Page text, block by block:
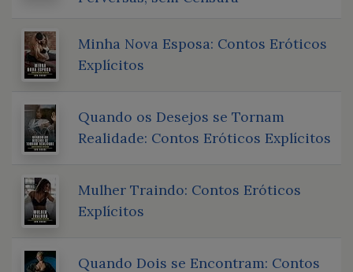
Minha Nova Esposa: Contos Eróticos
Explícitos
Quando os Desejos se Tornam
Realidade: Contos Eróticos Explícitos
Mulher Traindo: Contos Eróticos
Explícitos
Quando Dois se Encontram: Contos